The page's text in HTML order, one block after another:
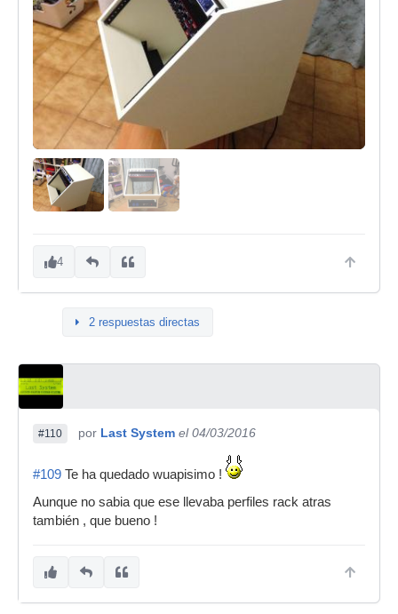
4
2 respuestas directas
#110 por Last System el 04/03/2016
#109 Te ha quedado wuapisimo !
Aunque no sabia que ese llevaba perfiles rack atras
también , que bueno !